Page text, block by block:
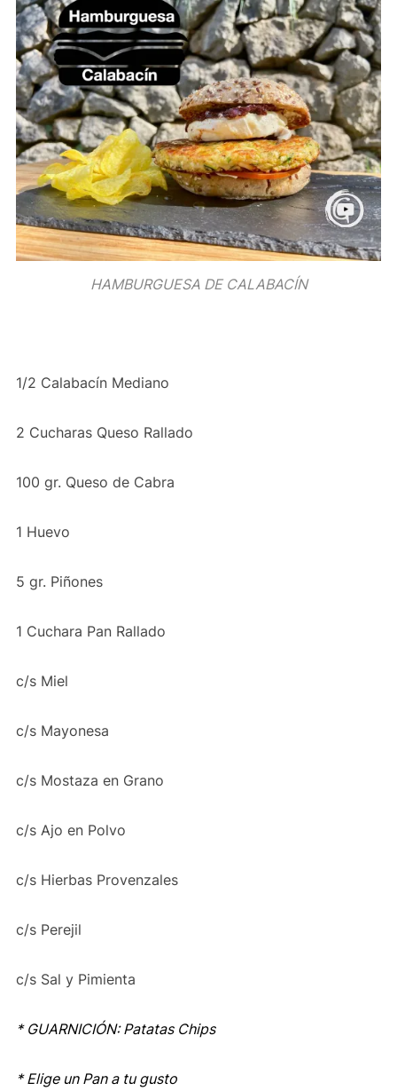
HAMBURGUESA DE CALABACÍN
1/2 Calabacín Mediano
2 Cucharas Queso Rallado
100 gr. Queso de Cabra
1 Huevo
5 gr. Piñones
1 Cuchara Pan Rallado
c/s Miel
c/s Mayonesa
c/s Mostaza en Grano
c/s Ajo en Polvo
c/s Hierbas Provenzales
c/s Perejil
c/s Sal y Pimienta
* GUARNICIÓN: Patatas Chips
* Elige un Pan a tu gusto